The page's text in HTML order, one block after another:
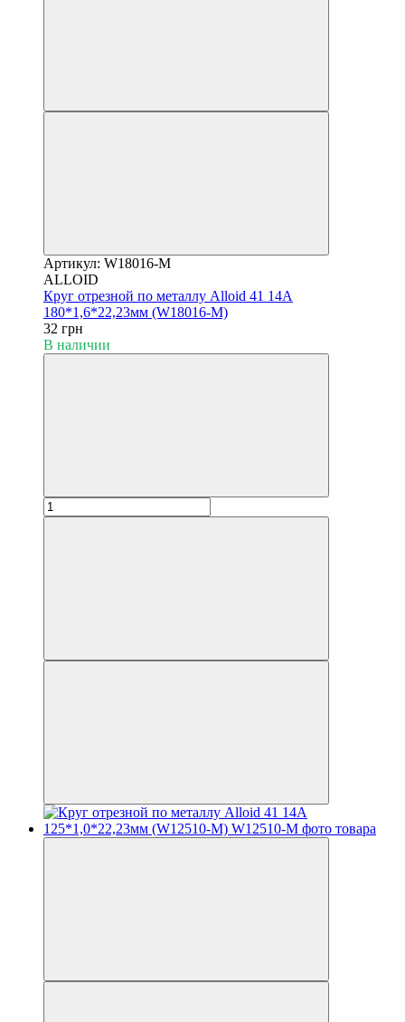
Артикул: W18016-M
ALLOID
Круг отрезной по металлу Alloid 41 14А
180*1,6*22,23мм (W18016-M)
32 грн
В наличии